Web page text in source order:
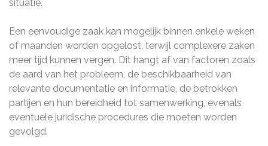
situatie.
Een eenvoudige zaak kan mogelijk binnen enkele weken
of maanden worden opgelost, terwijl complexere zaken
meer tijd kunnen vergen. Dit hangt af van factoren zoals
de aard van het probleem, de beschikbaarheid van
relevante documentatie en informatie, de betrokken
partijen en hun bereidheid tot samenwerking, evenals
eventuele juridische procedures die moeten worden
gevolgd.